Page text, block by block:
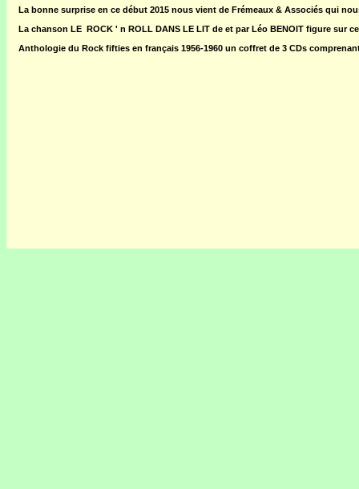
La bonne surprise en ce début 2015 nous vient de Frémeaux & Associés qui
La chanson LE ROCK ' n ROLL DANS LE LIT de et par Léo BENOIT figure sur
Anthologie du Rock fifties en français 1956-1960 un coffret de 3 CDs